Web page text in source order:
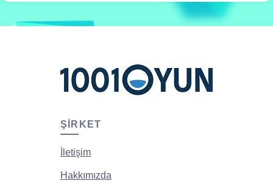
ŞIRKET
İletişim
Hakkımızda